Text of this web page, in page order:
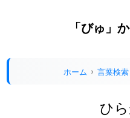
「びゅ」
ホーム 言葉検索
ひ